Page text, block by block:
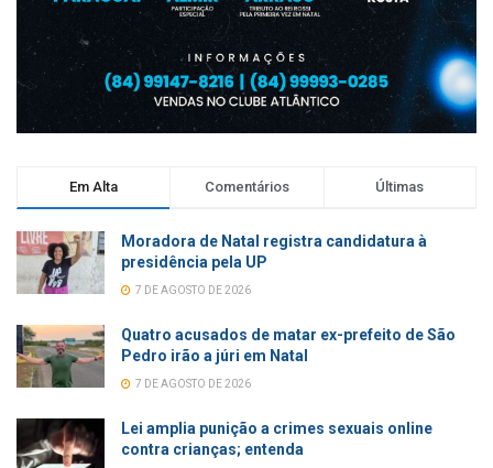
Em Alta Comentários Últimas
Moradora de Natal registra candidatura à
presidência pela UP
7 DE AGOSTO DE 2026
Quatro acusados de matar ex-prefeito de São
Pedro irão a júri em Natal
7 DE AGOSTO DE 2026
Lei amplia punição a crimes sexuais online
contra crianças; entenda